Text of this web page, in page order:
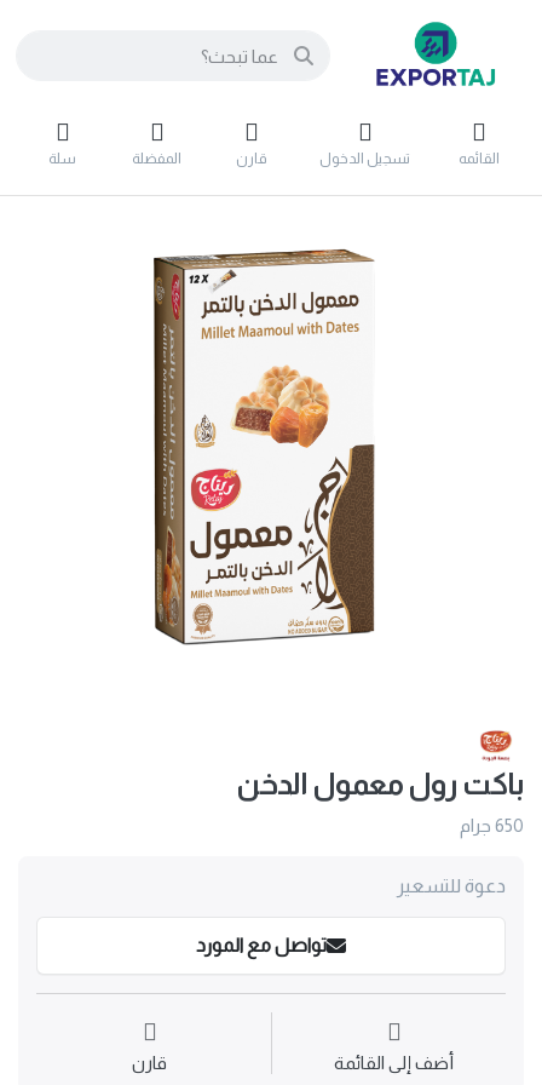
القائمه تسجيل الدخول قارن المفضلة سلة
باكت رول معمول الدخن
650 جرام
دعوة للتسعير
تواصل مع المورد
أضف إلى القائمة قارن